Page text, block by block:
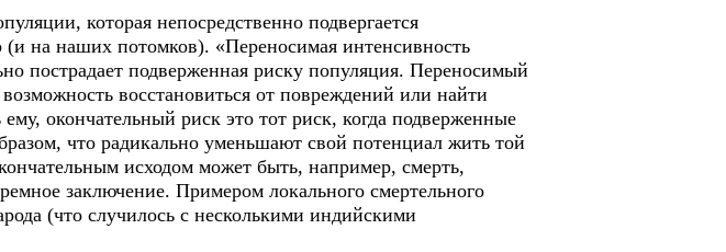
которая непосредственно подвергается
(и на наших потомков). «Переносимая интенсивность
пострадает подверженная риску популяция. Переносимый
восстановиться от повреждений или найти
окончательный риск это тот риск, когда подверженные
что радикально уменьшают свой потенциал жить той
исходом может быть, например, смерть,
заключение. Примером локального смертельного
(что случилось с несколькими индийскими